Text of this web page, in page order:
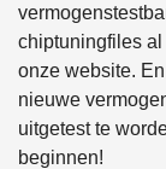
chiptuningfiles
onze website.
nieuwe
uitgetest te
beginnen!